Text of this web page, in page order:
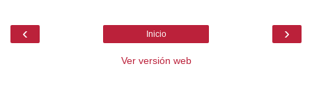
‹ ›
Inicio
Ver versión web